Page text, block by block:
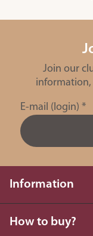
Join our
E-mail (login) *
Information
How to buy?